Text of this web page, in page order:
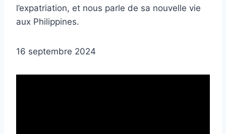
l’expatriation, et nous parle de sa nouvelle vie
aux Philippines.
16 septembre 2024